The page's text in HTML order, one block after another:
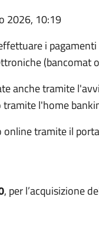
2026, 10:19
i
(bancomat
anche tramite
tramite l'home
online tramite il
, per l’acquisizione